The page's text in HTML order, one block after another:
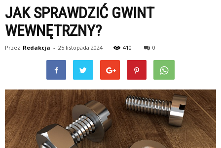
JAK SPRAWDZIĆ GWINT
WEWNĘTRZNY?
Przez Redakcja - 25 listopada 2024 410 0